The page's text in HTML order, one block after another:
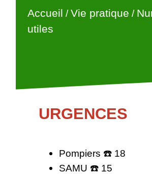
Accueil /Vie pratique /
utiles
URGENCES
Pompiers ☎️ 18
SAMU ☎️ 15